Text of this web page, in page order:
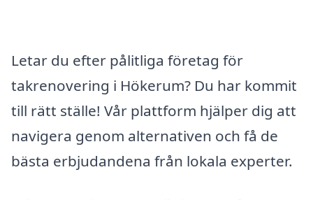
Letar du efter pålitliga företag för
takrenovering i Hökerum? Du har kommit
till rätt ställe! Vår plattform hjälper dig att
navigera genom alternativen och få de
bästa erbjudandena från lokala experter.